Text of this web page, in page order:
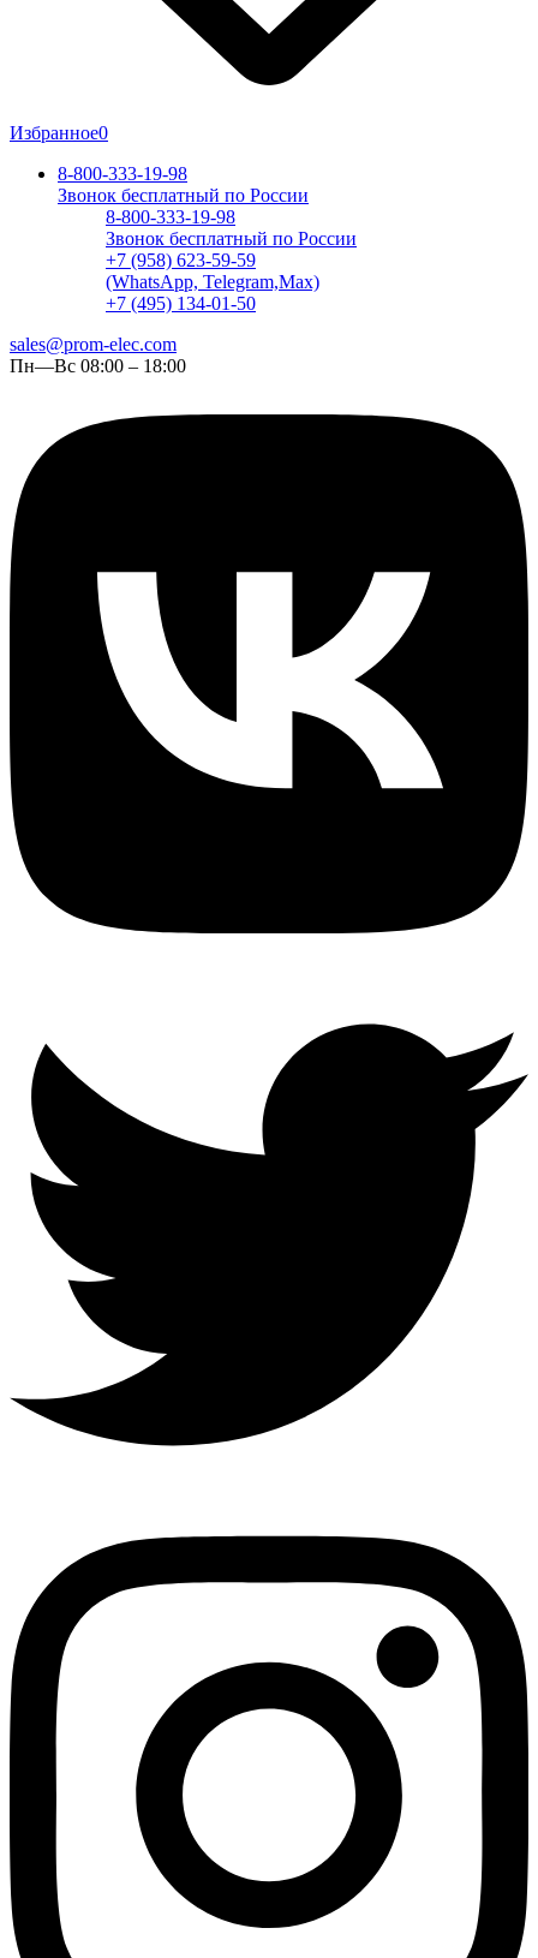
Избранное0
8-800-333-19-98
Звонок бесплатный по России
8-800-333-19-98
Звонок бесплатный по России
+7 (958) 623-59-59
(WhatsApp, Telegram,Max)
+7 (495) 134-01-50
sales@prom-elec.com
Пн—Вс 08:00 – 18:00